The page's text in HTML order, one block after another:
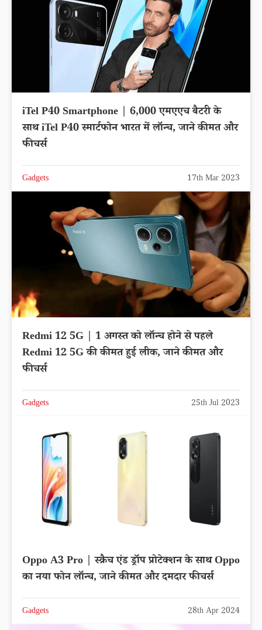
iTel P40 Smartphone | 6,000 एमएएच बैटरी के
साथ iTel P40 स्मार्टफोन भारत में लॉन्च, जाने कीमत और
फीचर्स
Gadgets 17th Mar 2023
Redmi 12 5G | 1 अगस्त को लॉन्च होने से पहले
Redmi 12 5G की कीमत हुई लीक, जाने कीमत और
फीचर्स
Gadgets 25th Jul 2023
Oppo A3 Pro | स्क्रैच एंड ड्रॉप प्रोटेक्शन के साथ Oppo
का नया फोन लॉन्च, जाने कीमत और दमदार फीचर्स
Gadgets 28th Apr 2024